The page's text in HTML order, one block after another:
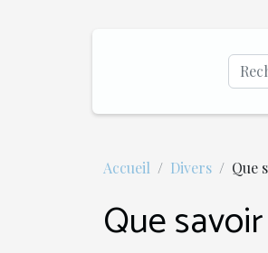
Accueil Divers Que
Que